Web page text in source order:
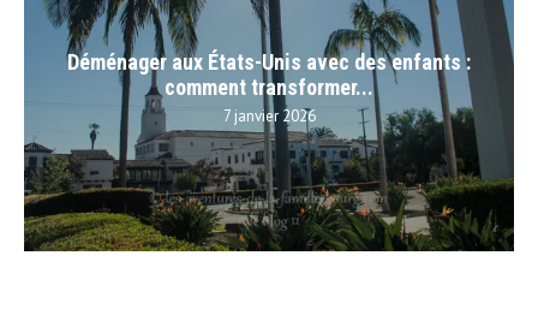
Déménager aux États-Unis avec des enfants :
comment transformer...
7 janvier 2026